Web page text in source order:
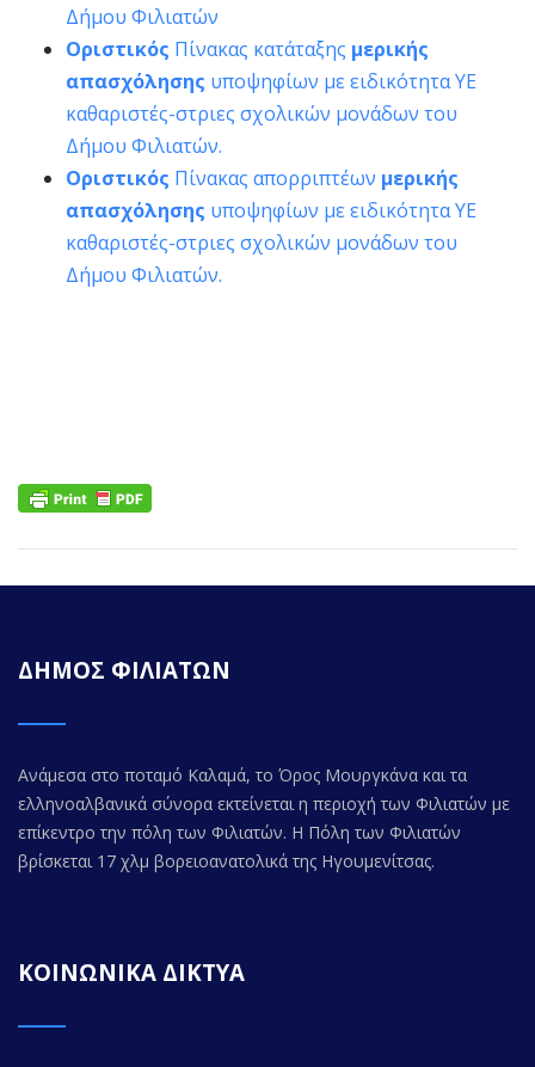
Δήμου Φιλιατών
Οριστικός Πίνακας κατάταξης μερικής
απασχόλησης υποψηφίων με ειδικότητα ΥΕ
καθαριστές-στριες σχολικών μονάδων του
Δήμου Φιλιατών.
Οριστικός Πίνακας απορριπτέων μερικής
απασχόλησης υποψηφίων με ειδικότητα ΥΕ
καθαριστές-στριες σχολικών μονάδων του
Δήμου Φιλιατών.
ΔΗΜΟΣ ΦΙΛΙΑΤΩΝ
Ανάμεσα στο ποταμό Καλαμά, το Όρος Μουργκάνα και τα
ελληνοαλβανικά σύνορα εκτείνεται η περιοχή των Φιλιατών με
επίκεντρο την πόλη των Φιλιατών. Η Πόλη των Φιλιατών
βρίσκεται 17 χλμ βορειοανατολικά της Ηγουμενίτσας.
ΚΟΙΝΩΝΙΚΑ ΔΙΚΤΥΑ